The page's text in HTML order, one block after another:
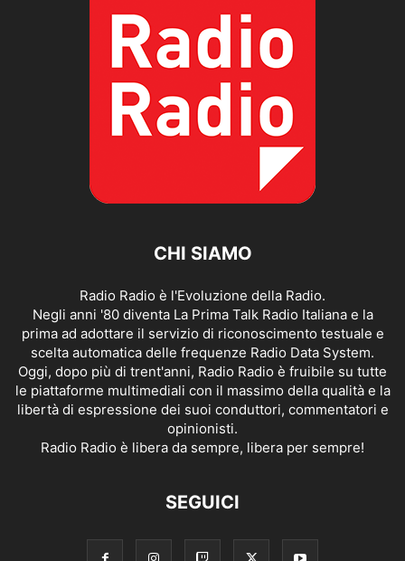
CHI SIAMO
Radio Radio è l'Evoluzione della Radio.
Negli anni '80 diventa La Prima Talk Radio Italiana e la
prima ad adottare il servizio di riconoscimento testuale e
scelta automatica delle frequenze Radio Data System.
Oggi, dopo più di trent'anni, Radio Radio è fruibile su tutte
le piattaforme multimediali con il massimo della qualità e la
libertà di espressione dei suoi conduttori, commentatori e
opinionisti.
Radio Radio è libera da sempre, libera per sempre!
SEGUICI